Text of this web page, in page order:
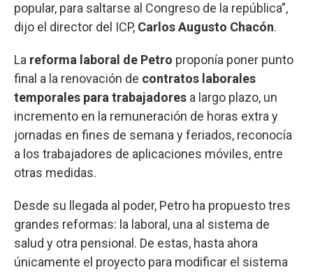
popular, para saltarse al Congreso de la república”,
dijo el director del ICP, Carlos Augusto Chacón.
La reforma laboral de Petro proponía poner punto
final a la renovación de contratos laborales
temporales para trabajadores a largo plazo, un
incremento en la remuneración de horas extra y
jornadas en fines de semana y feriados, reconocía
a los trabajadores de aplicaciones móviles, entre
otras medidas.
Desde su llegada al poder, Petro ha propuesto tres
grandes reformas: la laboral, una al sistema de
salud y otra pensional. De estas, hasta ahora
únicamente el proyecto para modificar el sistema